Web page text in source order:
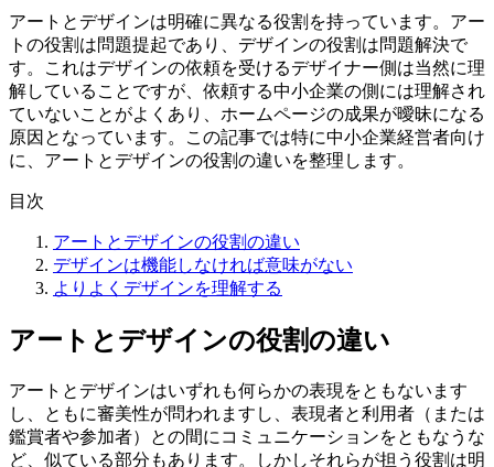
アートとデザインは明確に異なる役割を持っています。アー
トの役割は問題提起であり、デザインの役割は問題解決で
す。これはデザインの依頼を受けるデザイナー側は当然に理
解していることですが、依頼する中小企業の側には理解され
ていないことがよくあり、ホームページの成果が曖昧になる
原因となっています。この記事では特に中小企業経営者向け
に、アートとデザインの役割の違いを整理します。
目次
アートとデザインの役割の違い
デザインは機能しなければ意味がない
よりよくデザインを理解する
アートとデザインの役割の違い
アートとデザインはいずれも何らかの表現をともないます
し、ともに審美性が問われますし、表現者と利用者（または
鑑賞者や参加者）との間にコミュニケーションをともなうな
ど、似ている部分もあります。しかしそれらが担う役割は明